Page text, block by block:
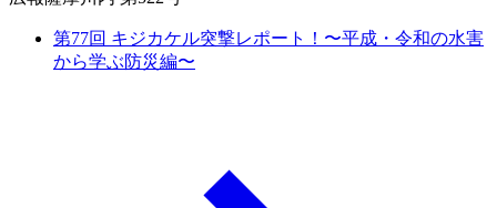
第77回 キジカケル突撃レポート！〜平成・令和の水害
から学ぶ防災編〜